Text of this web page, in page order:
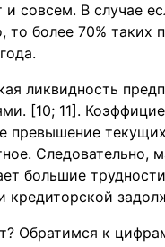
и совсем. В случае
то более 70% таких
ликвидность
[10; 11].
превышение
Следовательно,
большие
кредиторской
Обратимся к